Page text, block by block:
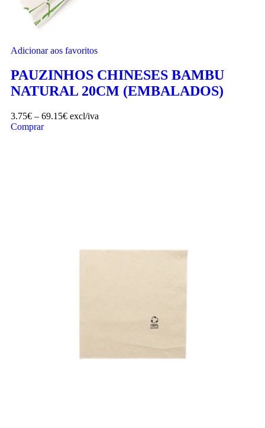
Adicionar aos favoritos
PAUZINHOS CHINESES BAMBU
NATURAL 20CM (EMBALADOS)
3.75€ – 69.15€ excl/iva
Comprar